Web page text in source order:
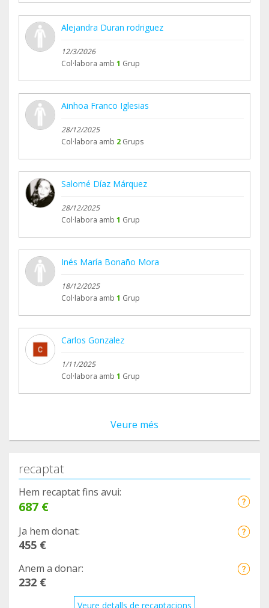
Alejandra Duran rodriguez
12/3/2026
Col·labora amb 1 Grup
Ainhoa Franco Iglesias
28/12/2025
Col·labora amb 2 Grups
Salomé Díaz Márquez
28/12/2025
Col·labora amb 1 Grup
Inés María Bonaño Mora
18/12/2025
Col·labora amb 1 Grup
Carlos Gonzalez
1/11/2025
Col·labora amb 1 Grup
Veure més
recaptat
Hem recaptat fins avui:
687 €
Ja hem donat:
455 €
Anem a donar:
232 €
Veure detalls de recaptacions